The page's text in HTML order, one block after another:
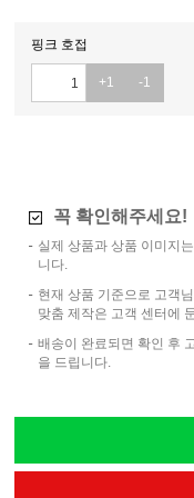
핑크 호접
+1 -1
꼭 확인해주세요!
실제 상품과 상품 이미지
니다.
현재 상품 기준으로 고객
맞춤 제작은 고객 센터에
배송이 완료되면 확인 후
을 드립니다.